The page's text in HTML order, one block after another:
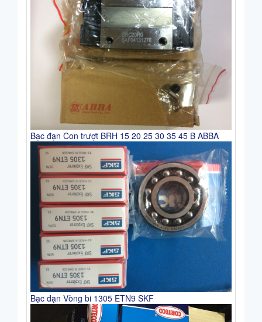
Bạc đạn Con trượt BRH 15 20 25 30 35 45 B ABBA
Bạc đạn Vòng bi 1305 ETN9 SKF